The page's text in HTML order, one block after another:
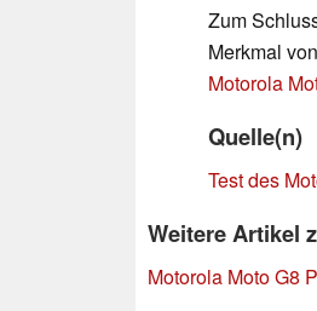
Zum
Merkmal
Motorola
Quelle(n)
Test des
Weitere Artikel
Motorola Moto G8